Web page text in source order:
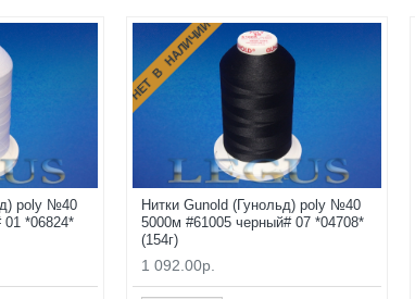
poly №40
*06824*
НЕТ В НАЛИЧИИ
Нитки Gunold (Гунольд) poly №40
5000м #61005 черный# 07 *04708*
(154г)
1 092.00р.